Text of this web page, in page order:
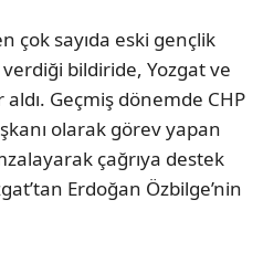
çok sayıda eski gençlik
bildiride, Yozgat ve
Geçmiş dönemde CHP
olarak görev yapan
çağrıya destek
Erdoğan Özbilge’nin